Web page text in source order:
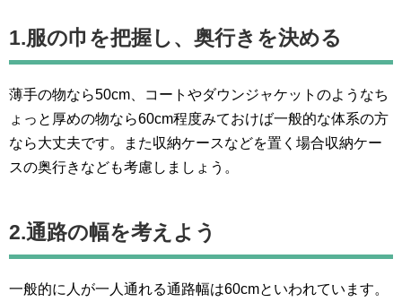
1.服の巾を把握し、奥行きを決める
薄手の物なら50cm、コートやダウンジャケットのようなち
ょっと厚めの物なら60cm程度みておけば一般的な体系の方
なら大丈夫です。また収納ケースなどを置く場合収納ケー
スの奥行きなども考慮しましょう。
2.通路の幅を考えよう
一般的に人が一人通れる通路幅は60cmといわれています。